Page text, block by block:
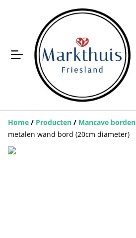
Home / Producten / Mancave borden
metalen wand bord (20cm diameter)